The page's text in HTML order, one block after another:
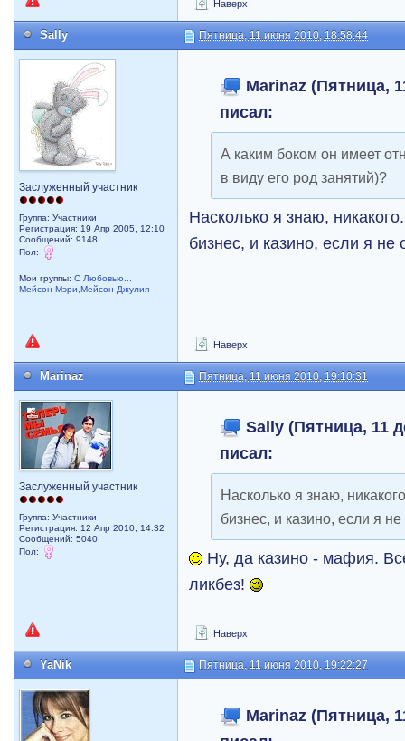
Наверх
Sally Пятница, 11 июня 2010, 18:58:44
Заслуженный участник
Группа: Участники
Регистрация: 19 Апр 2005, 12:10
Сообщений: 9148
Пол:
Мои группы:С Любовью...
Мейсон-Мэри,Мейсон-Джулия
Marinaz (Пятница,
писал:
А каким боком он имеет
в виду его род занятий)?
Насколько я знаю,
бизнес, и казино, если я
Наверх
Marinaz Пятница, 11 июня 2010, 19:10:31
Заслуженный участник
Группа: Участники
Регистрация: 12 Апр 2010, 14:32
Сообщений: 5040
Пол:
Sally (Пятница, 11
писал:
Насколько я знаю,
бизнес, и казино, если я
Ну, да казино - мафия.
ликбез!
Наверх
YaNik Пятница, 11 июня 2010, 19:22:27
Marinaz (Пятница,